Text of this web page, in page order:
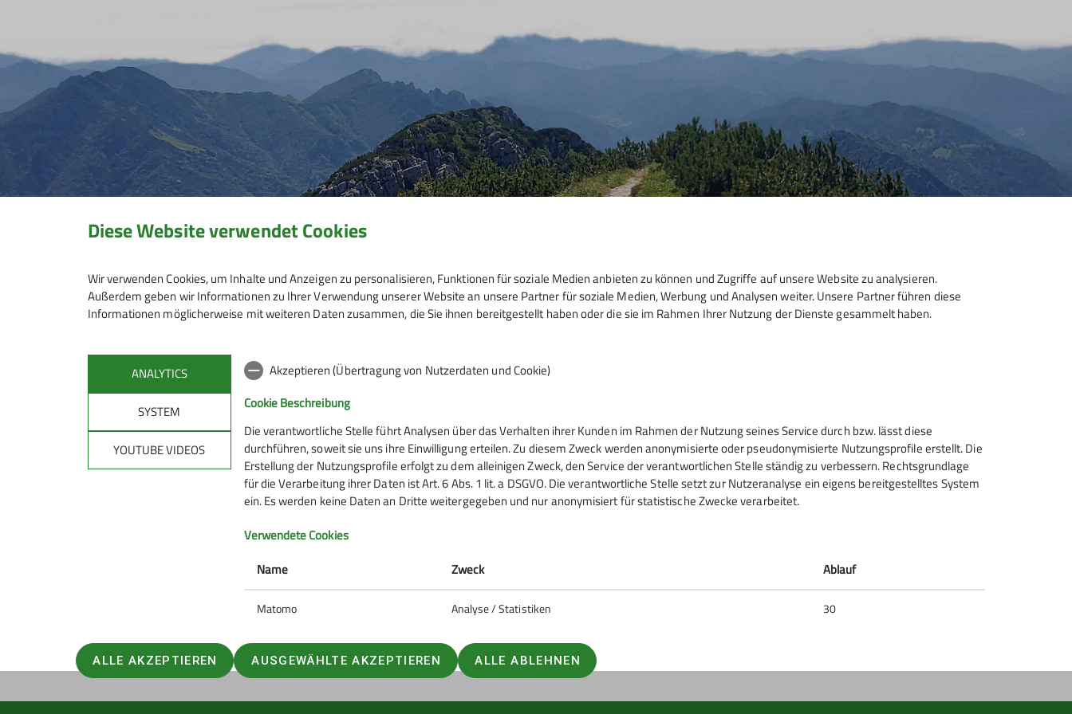
Mitmachen Klettern
Kletterzentrum
Wasserturm
Service
Kontakt
Mitgliedschaft
Sektion Hanau des Deutschen
Alpenvereins e.V.
Krämerstr. 8
63450 Hanau
Kontakt
Diese Website verwendet Cookies
Wir verwenden Cookies, um Inhalte und Anzeigen zu personalisieren, Funktionen für soziale Medien anbieten zu können und Zugriffe auf unsere Website zu analysieren.
Außerdem geben wir Informationen zu Ihrer Verwendung unserer Website an unsere Partner für soziale Medien, Werbung und Analysen weiter. Unsere Partner führen diese
Informationen möglicherweise mit weiteren Daten zusammen, die Sie ihnen bereitgestellt haben oder die sie im Rahmen Ihrer Nutzung der Dienste gesammelt haben.
ANALYTICS
SYSTEM
YOUTUBE VIDEOS
Akzeptieren (Übertragung von Nutzerdaten und Cookie)
Cookie Beschreibung
Die verantwortliche Stelle führt Analysen über das Verhalten ihrer Kunden im Rahmen der Nutzung seines Service durch bzw. lässt diese
durchführen, soweit sie uns ihre Einwilligung erteilen. Zu diesem Zweck werden anonymisierte oder pseudonymisierte Nutzungsprofile erstellt. Die
Erstellung der Nutzungsprofile erfolgt zu dem alleinigen Zweck, den Service der verantwortlichen Stelle ständig zu verbessern. Rechtsgrundlage
für die Verarbeitung ihrer Daten ist Art. 6 Abs. 1 lit. a DSGVO. Die verantwortliche Stelle setzt zur Nutzeranalyse ein eigens bereitgestelltes System
ein. Es werden keine Daten an Dritte weitergegeben und nur anonymisiert für statistische Zwecke verarbeitet.
Verwendete Cookies
Name
Zweck Ablauf
Matomo Analyse / Statistiken 30
ALLE AKZEPTIEREN AUSGEWÄHLTE AKZEPTIEREN ALLE ABLEHNEN